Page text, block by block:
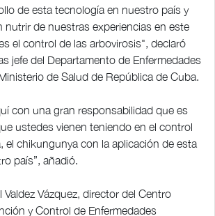
de esta tecnología en nuestro país y
nutrir de nuestras experiencias en este
el control de las arbovirosis", declaró
jefe del Departamento de Enfermedades
de Salud de República de Cuba.
con una gran responsabilidad que es
ustedes vienen teniendo en el control
el chikungunya con la aplicación de esta
país”, añadió.
Valdez Vázquez, director del Centro
y Control de Enfermedades